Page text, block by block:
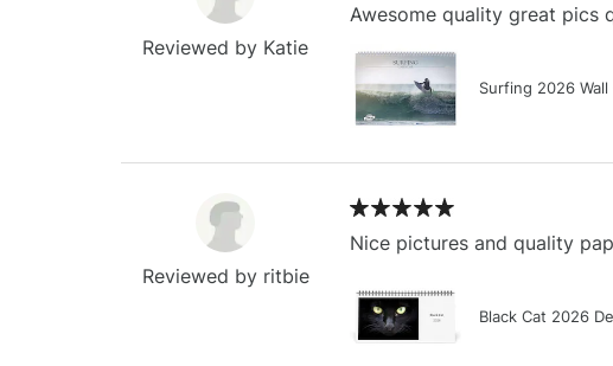
Reviewed by Katie
Awesome quality great pics
Surfing 2026 Wall
Reviewed by ritbie
Nice pictures and quality
Black Cat 2026